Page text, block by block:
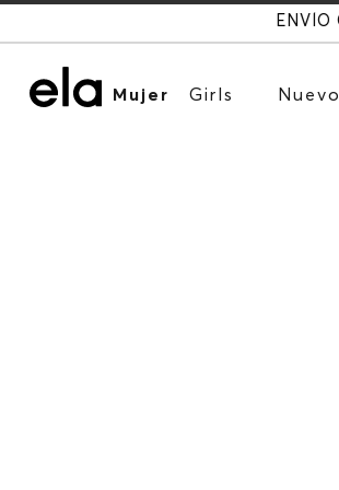
iguales o superiores a $200.000
Mujer Girls Nuevo